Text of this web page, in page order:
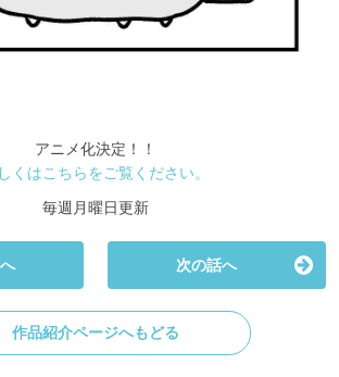
アニメ化決定！！
くはこちらをご覧ください。
毎週月曜日更新
次の話へ
作品紹介ページへもどる